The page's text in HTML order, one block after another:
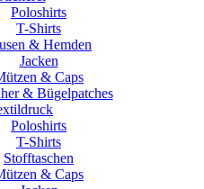
Poloshirts
T-Shirts
& Hemden
Jacken
& Caps
& Bügelpatches
Poloshirts
T-Shirts
Stofftaschen
& Caps